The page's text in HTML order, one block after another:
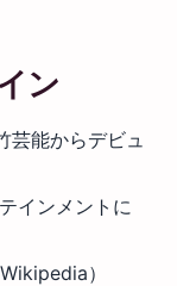
ン
芸能からデビュ
インメントに
）